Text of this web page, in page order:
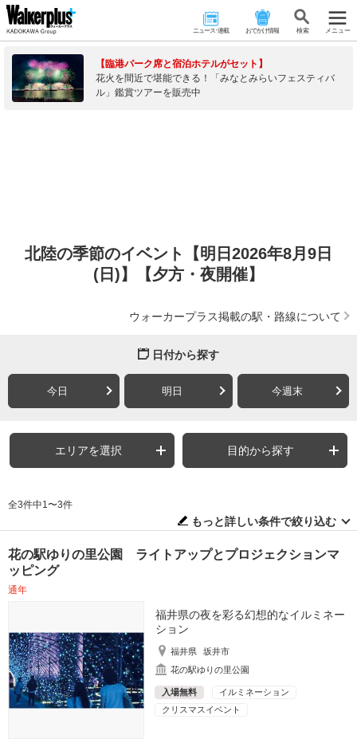
ニュース･連載 おでかけ情報 検 索 メニュー
【臨港パーク席と宿泊ホテルがセット】
花火を間近で堪能できる！「みなとみらいフェスティバ
ル」鑑賞ツアーを販売中
北陸の季節のイベント【明日2026年8月9日
(日)】【夕方・夜開催】
ウォーカープラス掲載の駅・路線について
日付から探す
今日 明日 今週末
エリアを選択 目的から探す
全3件中1〜3件
もっと詳しい条件で絞り込む
花の駅ゆりの里公園 ライトアップとプロジェクションマ
ッピング
通年
福井県の夜を彩る幻想的なイルミネー
ション
福井県
坂井市
花の駅ゆりの里公園
入場無料
イルミネーション
クリスマスイベント